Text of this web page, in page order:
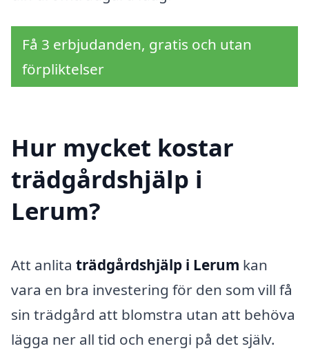
Få 3 erbjudanden, gratis och utan
förpliktelser
Hur mycket kostar
trädgårdshjälp i
Lerum?
Att anlita trädgårdshjälp i Lerum kan
vara en bra investering för den som vill få
sin trädgård att blomstra utan att behöva
lägga ner all tid och energi på det själv.